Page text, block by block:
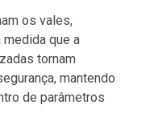
os vales,
que a
tornam
mantendo
de parâmetros